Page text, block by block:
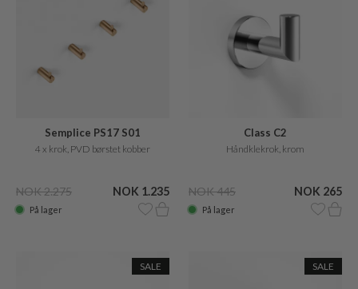
Semplice PS17 S01
4 x krok, PVD børstet kobber
NOK 2.275 NOK 1.235
På lager
Class C2
Håndklekrok, krom
NOK 445 NOK 265
På lager
SALE SALE